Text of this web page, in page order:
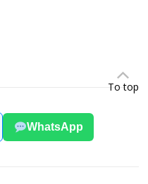
To top
WhatsApp